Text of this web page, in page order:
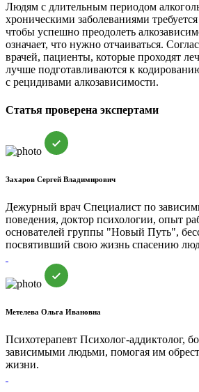
Людям с длительным периодом
хроническими заболеваниями
чтобы успешно преодолеть
означает, что нужно отчаиваться.
врачей, пациенты, которые проходят
лучше подготавливаются к
с рецидивами алкозависимости.
Статья проверена экспертами
Захаров Сергей Владимирович
Дежурный врач Специалист по
поведения, доктор психологии, опыт
основателей группы "Новый Путь",
посвятивший свою жизнь спасению
Метелева Ольга Ивановна
Психотерапевт Психолог-аддиктолог,
зависимыми людьми, помогая им
жизни.